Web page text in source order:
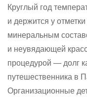
Круглый год
и держится у
минеральным
и неувядающей
процедурой — долг
путешественника в
Организационные